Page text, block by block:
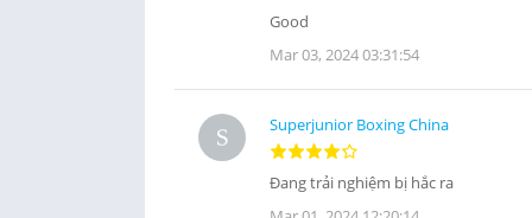
Good
Mar 03, 2024 03:31:54
Superjunior Boxing China
Đang trải nghiệm bị hắc ra